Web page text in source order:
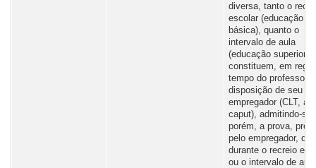
diversa, tanto o
escolar (educação
básica), quanto o
intervalo de aula
(educação superior),
constituem, em
tempo do professor à
disposição de seu
empregador (CLT,
caput), admitindo-se,
porém, a prova,
pelo empregador, de
durante o recreio
ou o intervalo de